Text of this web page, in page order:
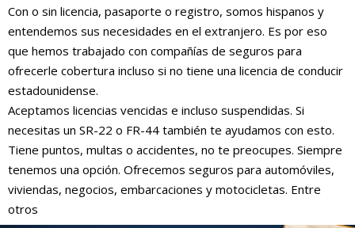
Con o sin licencia, pasaporte o registro, somos hispanos y
entendemos sus necesidades en el extranjero. Es por eso
que hemos trabajado con compañías de seguros para
ofrecerle cobertura incluso si no tiene una licencia de conducir
estadounidense.
Aceptamos licencias vencidas e incluso suspendidas. Si
necesitas un SR-22 o FR-44 también te ayudamos con esto.
Tiene puntos, multas o accidentes, no te preocupes. Siempre
tenemos una opción. Ofrecemos seguros para automóviles,
viviendas, negocios, embarcaciones y motocicletas. Entre
otros